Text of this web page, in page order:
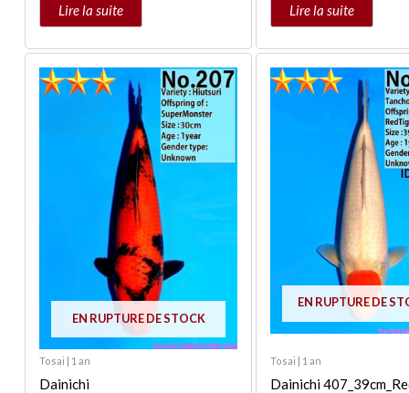
Lire la suite Lire la suite
EN RUPTURE DE STOCK
Tosai | 1 an
Dainichi
EN RUPTURE DE
Tosai | 1 an
Dainichi